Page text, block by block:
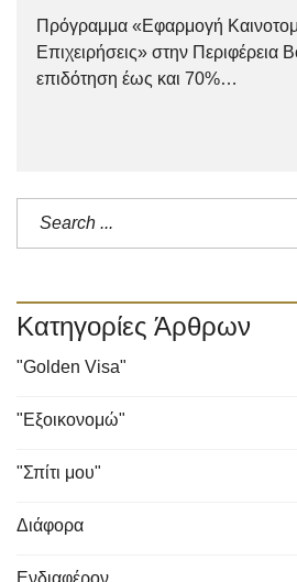
Πρόγραμμα «Εφαρμογή
Επιχειρήσεις» στην Περιφέρεια
επιδότηση έως και 70%…
Κατηγορίες Άρθρων
"Golden Visa"
"Εξοικονομώ"
"Σπίτι μου"
Διάφορα
Ενδιαφέρον